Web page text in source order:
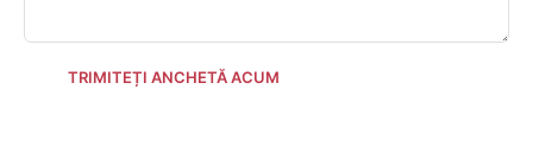
TRIMITEȚI ANCHETĂ ACUM